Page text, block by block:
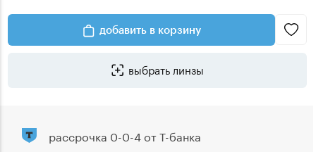
добавить в корзину
выбрать линзы
рассрочка 0-0-4 от Т-банка